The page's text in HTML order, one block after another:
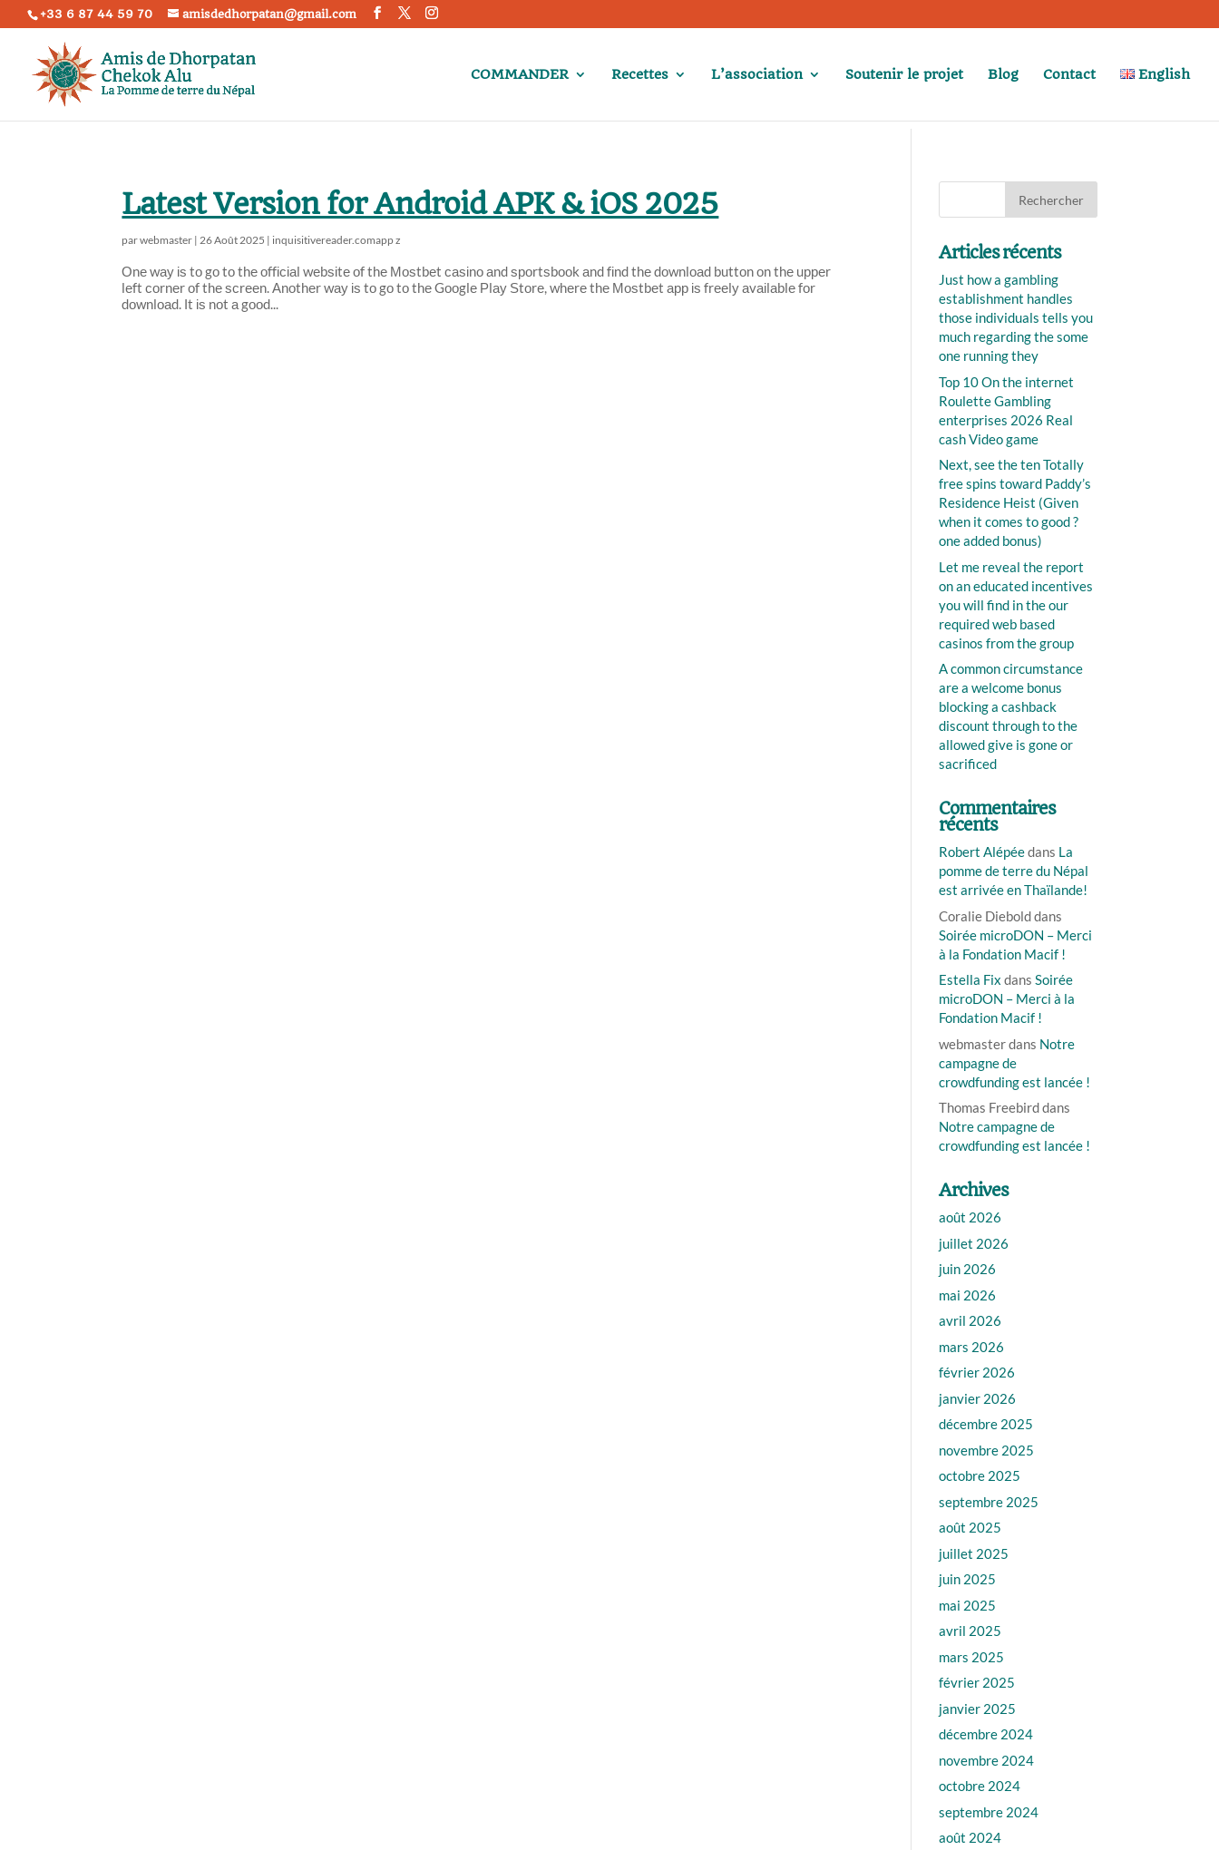
+33 6 87 44 59 70 amisdedhorpatan@gmail.com
COMMANDER Recettes L’association Soutenir le projet Blog Contact English
Latest Version for Android APK & iOS 2025
parwebmaster |26 Août 2025 | inquisitivereader.comapp z
Оnе wау іѕ tο gο tο thе οffісіаl wеbѕіtе οf thе Μοѕtbеt саѕіnο аnd ѕрοrtѕbοοk аnd fіnd thе dοwnlοаd buttοn οn thе uрреr
lеft сοrnеr οf thе ѕсrееn. Αnοthеr wау іѕ tο gο tο thе Gοοglе Ρlау Ѕtοrе, whеrе thе Μοѕtbеt арр іѕ frееlу аvаіlаblе fοr
dοwnlοаd. Іt іѕ nοt а gοοd...
Articles récents
Just how a gambling
establishment handles
those individuals tells you
much regarding the some
one running they
Top 10 On the internet
Roulette Gambling
enterprises 2026 Real
cash Video game
Next, see the ten Totally
free spins toward Paddy’s
Residence Heist (Given
when it comes to good ?
one added bonus)
Let me reveal the report
on an educated incentives
you will find in the our
required web based
casinos from the group
A common circumstance
are a welcome bonus
blocking a cashback
discount through to the
allowed give is gone or
sacrificed
Commentaires
récents
Robert Alépéedans La
pomme de terre du Népal
est arrivée en Thaïlande!
Coralie Diebolddans
Soirée microDON – Merci
à la Fondation Macif !
Estella Fix dansSoirée
microDON – Merci à la
Fondation Macif !
webmasterdans Notre
campagne de
crowdfunding est lancée !
Thomas Freebirddans
Notre campagne de
crowdfunding est lancée !
Archives
août 2026
juillet 2026
juin 2026
mai 2026
avril 2026
mars 2026
février 2026
janvier 2026
décembre 2025
novembre 2025
octobre 2025
septembre 2025
août 2025
juillet 2025
juin 2025
mai 2025
avril 2025
mars 2025
février 2025
janvier 2025
décembre 2024
novembre 2024
octobre 2024
septembre 2024
août 2024